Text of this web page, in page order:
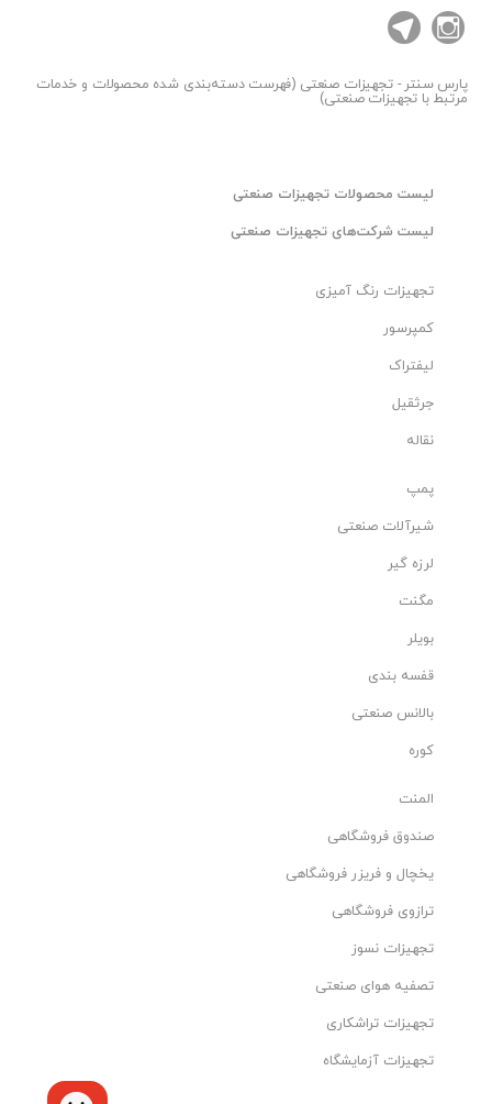
پارس سنتر- تجهیزات صنعتی (فهرست دسته‌بندی شده محصولات و خدمات
مرتبط با تجهیزات صنعتی)
لیست محصولات تجهیزات صنعتی
لیست شرکت‌های تجهیزات صنعتی
تجهیزات رنگ آمیزی
کمپرسور
لیفتراک
جرثقیل
نقاله
پمپ
شیرآلات صنعتی
لرزه گیر
مگنت
بویلر
قفسه بندی
بالانس صنعتی
کوره
المنت
صندوق فروشگاهی
یخچال و فریزر فروشگاهی
ترازوی فروشگاهی
تجهیزات نسوز
تصفیه هوای صنعتی
تجهیزات تراشکاری
تجهیزات آزمایشگاه